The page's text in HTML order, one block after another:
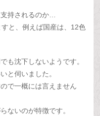
持されるのか…
と、例えば国産は、12色
も沈下しないようです。
と伺いました。
で一概には言えません
ないのが特徴です。